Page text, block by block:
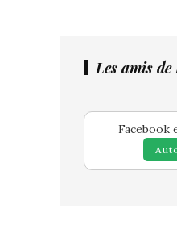
Les amis
Facebook